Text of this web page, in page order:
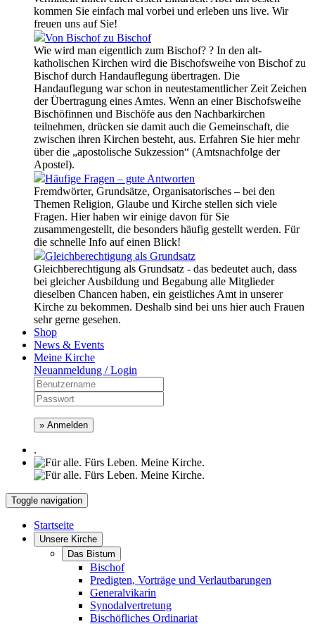
kommen Sie einfach mal vorbei und erleben uns live. Wir
freuen uns auf Sie!
Von Bischof zu Bischof
Wie wird man eigentlich zum Bischof? ? In den alt-
katholischen Kirchen wird die Bischofsweihe von Bischof zu
Bischof durch Handauflegung übertragen. Die
Handauflegung war schon in neutestamentlicher Zeit Zeichen
der Übertragung eines Amtes. Wenn an einer Bischofsweihe
Bischöfinnen und Bischöfe aus den Nachbarkirchen
teilnehmen, drücken sie damit auch die Gemeinschaft, die
zwischen ihren Kirchen besteht, aus. Erfahren Sie hier mehr
über die „apostolische Sukzession“ (Amtsnachfolge der
Apostel).
Häufige Fragen – gute Antworten
Fremdwörter, Grundsätze, Organisatorisches – bei den
Themen Religion, Glaube und Kirche stellen sich viele
Fragen. Hier haben wir einige davon für Sie
zusammengestellt, die besonders häufig gestellt werden. Für
die schnelle Info auf einen Blick!
Gleichberechtigung als Grundsatz
Gleichberechtigung als Grundsatz - das bedeutet auch, dass
bei gleicher Ausbildung und Begabung alle Mitglieder
dieselben Chancen haben, ein geistliches Amt in unserer
Kirche zu bekommen. Deshalb sind bei uns hier auch Frauen
sehr gerne gesehen.
Shop
News & Events
Meine Kirche
Neuanmeldung / Login
» Anmelden
.
Toggle navigation
Startseite
Unsere Kirche
Das Bistum
Bischof
Predigten, Vorträge und Verlautbarungen
Generalvikarin
Synodalvertretung
Bischöfliches Ordinariat